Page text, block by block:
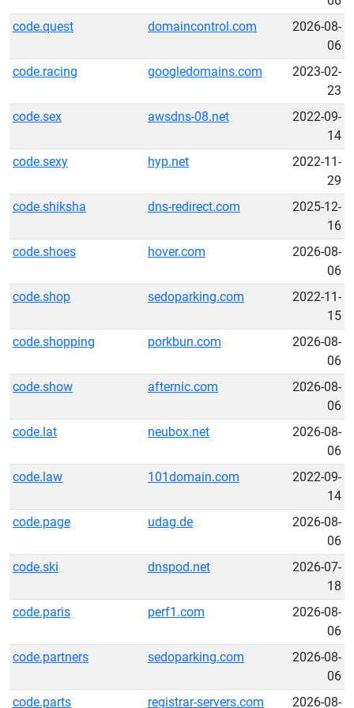
code.quest
domaincontrol.com
2026-08-
06
code.racing
googledomains.com
2023-02-
23
code.sex
awsdns-08.net
2022-09-
14
code.sexy
hyp.net
2022-11-
29
code.shiksha
dns-redirect.com
2025-12-
16
code.shoes
hover.com
2026-08-
06
code.shop
sedoparking.com
2022-11-
15
code.shopping
porkbun.com
2026-08-
06
code.show
afternic.com
2026-08-
06
code.lat
neubox.net
2026-08-
06
code.law
101domain.com
2022-09-
14
code.page
udag.de
2026-08-
06
code.ski
dnspod.net
2026-07-
18
code.paris
perf1.com
2026-08-
06
code.partners
sedoparking.com
2026-08-
06
code.parts
registrar-servers.com 2026-08-